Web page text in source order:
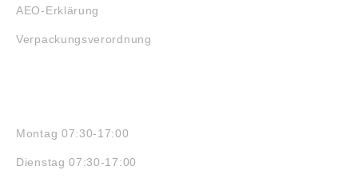
AEO-Erklärung
Verpackungsverordnung
Montag 07:30-17:00
Dienstag 07:30-17:00